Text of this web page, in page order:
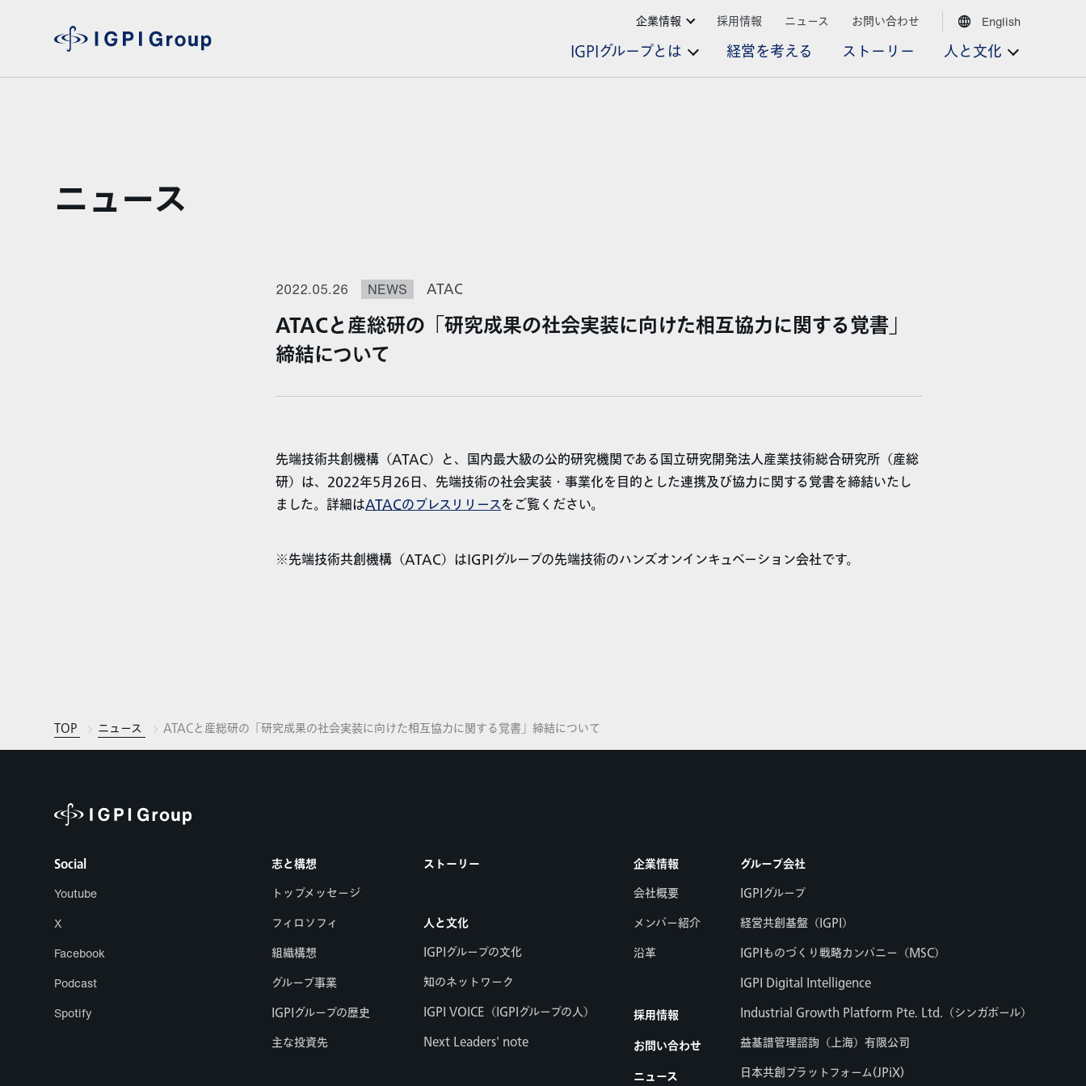
IGPIグループとは 経営を考える ストーリー 人と文化
企業情報 採用情報 ニュース お問い合わせ English
ニュース
2022.05.26 NEWS ATAC
ATACと産総研の「研究成果の社会実装に向けた相互協力に関する覚書」
締結について
先端技術共創機構（ATAC）と、国内最大級の公的研究機関である国立研究開発法人産業技術総合研究所（産総
研）は、2022年5月26日、先端技術の社会実装・事業化を目的とした連携及び協力に関する覚書を締結いたし
ました。詳細はATACのプレスリリースをご覧ください。
※先端技術共創機構（ATAC）はIGPIグループの先端技術のハンズオンインキュベーション会社です。
TOP ニュース ATACと産総研の「研究成果の社会実装に向けた相互協力に関する覚書」締結について
Social
Youtube
X
Facebook
Podcast
Spotify
志と構想
トップメッセージ
フィロソフィ
組織構想
グループ事業
IGPIグループの歴史
主な投資先
ストーリー
人と文化
IGPIグループの文化
知のネットワーク
IGPI VOICE（IGPIグループの人）
Next Leaders' note
企業情報
会社概要
メンバー紹介
沿革
採用情報
お問い合わせ
ニュース
グループ会社
IGPIグループ
経営共創基盤（IGPI）
IGPIものづくり戦略カンパニー（MSC）
IGPI Digital Intelligence
Industrial Growth Platform Pte. Ltd.（シンガポール）
益基譜管理諮詢（上海）有限公司
日本共創プラットフォーム(JPiX)